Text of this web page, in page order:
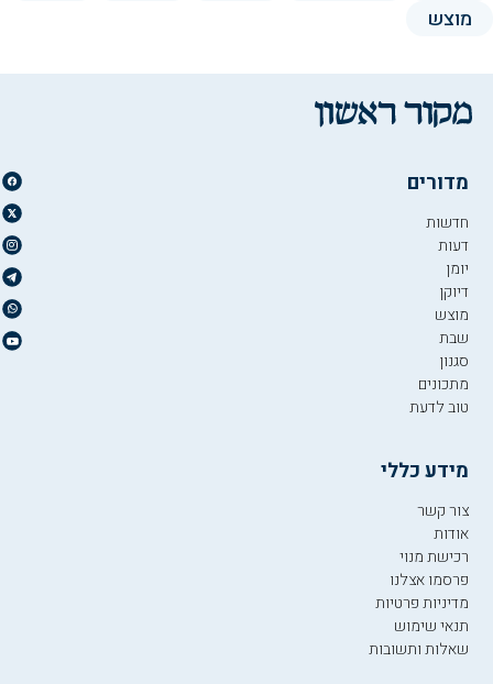
מוצש
מדורים
חדשות
דעות
יומן
דיוקן
מוצש
שבת
סגנון
מתכונים
טוב לדעת
מידע כללי
צור קשר
אודות
רכישת מנוי
פרסמו אצלנו
מדיניות פרטיות
תנאי שימוש
שאלות ותשובות